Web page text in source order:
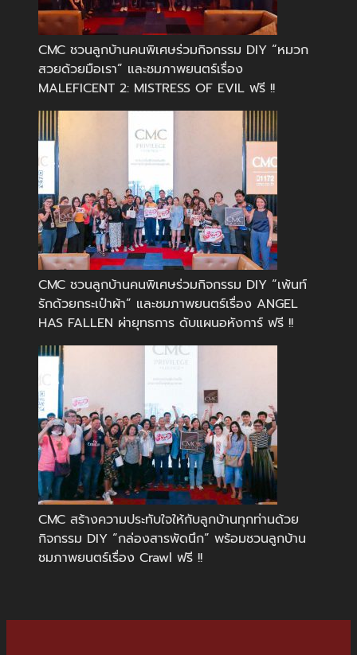
CMC ชวนลูกบ้านคนพิเศษร่วมกิจกรรม DIY “หมวก
สวยด้วยมือเรา” และชมภาพยนตร์เรื่อง
MALEFICENT 2: MISTRESS OF EVIL ฟรี !!
CMC ชวนลูกบ้านคนพิเศษร่วมกิจกรรม DIY “เพ้นท์
รักด้วยกระเป๋าผ้า” และชมภาพยนตร์เรื่อง ANGEL
HAS FALLEN ผ่ายุทธการ ดับแผนอหังการ์ ฟรี !!
CMC สร้างความประทับใจให้กับลูกบ้านทุกท่านด้วย
กิจกรรม DIY “กล่องสารพัดนึก” พร้อมชวนลูกบ้าน
ชมภาพยนตร์เรื่อง Crawl ฟรี !!